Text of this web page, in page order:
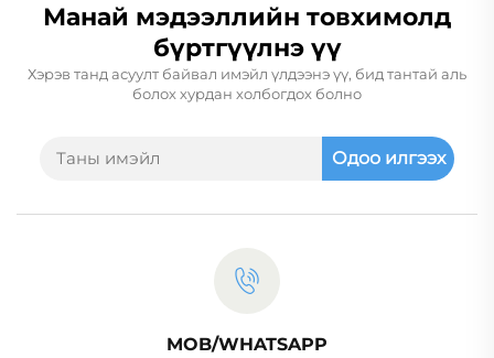
Манай мэдээллийн товхимолд
бүртгүүлнэ үү
Хэрэв танд асуулт байвал имэйл үлдээнэ үү, бид тантай аль
болох хурдан холбогдох болно
Одоо илгээх
MOB/WHATSAPP